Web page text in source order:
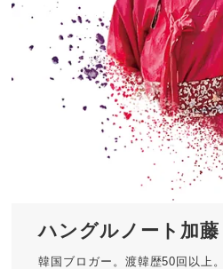
ハングルノート加藤
韓国ブロガー。渡韓歴50回以上